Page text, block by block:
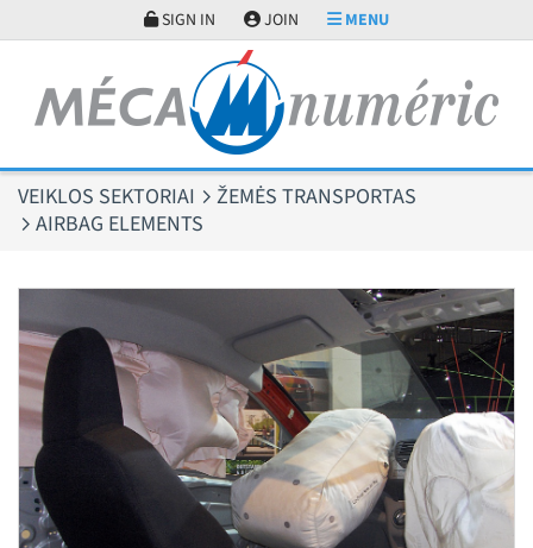
SIGN IN JOIN MENU
VEIKLOS SEKTORIAI
ŽEMĖS TRANSPORTAS
AIRBAG ELEMENTS
Slapukų valdymo skydelis